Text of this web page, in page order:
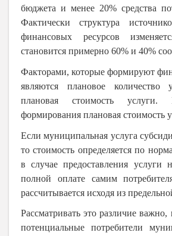
бюджета и менее 20% средства
Фактически структура
финансовых ресурсов
становится примерно 60% и 40%
Факторами, которые формируют
являются плановое количество
плановая стоимость услуги.
формирования плановая стоимость
Если муниципальная услуга
то стоимость определяется по
в случае предоставления услуги
полной оплате самим
рассчитывается исходя из
Рассматривать это различие
потенциальные потребители